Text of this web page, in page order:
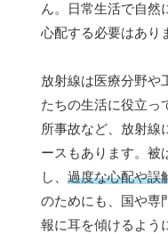
ん。日常生活で自然
心配する必要はあり
放射線は医療分野や
たちの生活に役立っ
所事故など、放射線
ースもあります。被
し、 過度な心配や誤
のためにも、国や専
報に耳を傾けるよう